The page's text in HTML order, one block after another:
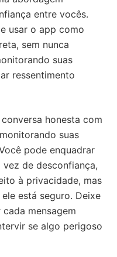
entre vocês.
usar o app como
sem nunca
suas
ressentimento
honesta com
suas
pode enquadrar
de desconfiança,
à privacidade, mas
está seguro. Deixe
mensagem
se algo perigoso